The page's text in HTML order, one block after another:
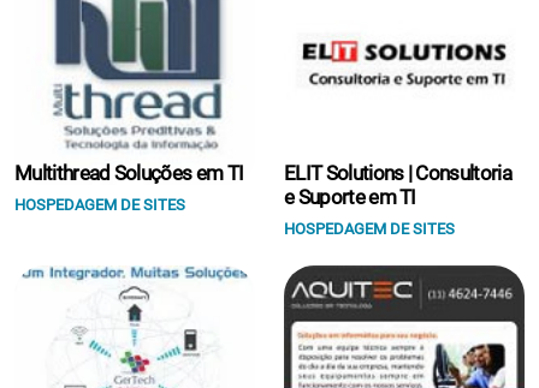
Multithread Soluções em TI
HOSPEDAGEM DE SITES
ELIT Solutions | Consultoria
e Suporte em TI
HOSPEDAGEM DE SITES